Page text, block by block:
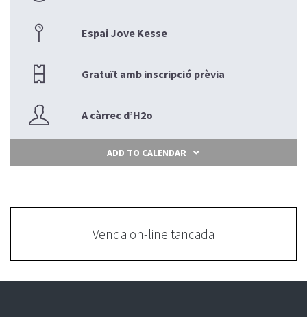
Espai Jove Kesse
Gratuït amb inscripció prèvia
A càrrec d’H2o
ADD TO CALENDAR
Venda on-line tancada